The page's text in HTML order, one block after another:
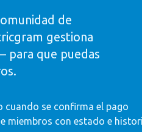
de
gestiona
para que puedas
cuando se confirma el pago
miembros con estado e